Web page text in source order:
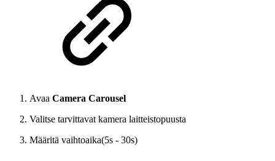
Avaa Camera Carousel
Valitse tarvittavat kamera laitteistopuusta
Määritä vaihtoaika(5s - 30s)